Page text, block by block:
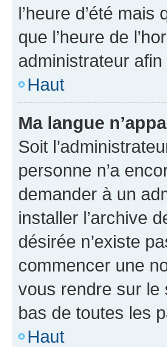
l’heure d’été
que l’heure de
administrateur
Haut
Ma langue
Soit
personne n’a
demander à un
installer l’archive
désirée n’existe
commencer une
vous rendre sur le
bas de toutes les
Haut